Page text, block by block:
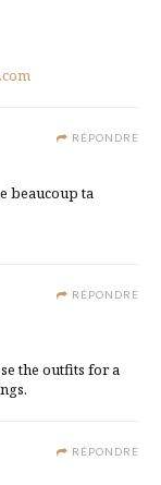
RÉPONDRE
beaucoup ta
RÉPONDRE
the outfits for a
RÉPONDRE